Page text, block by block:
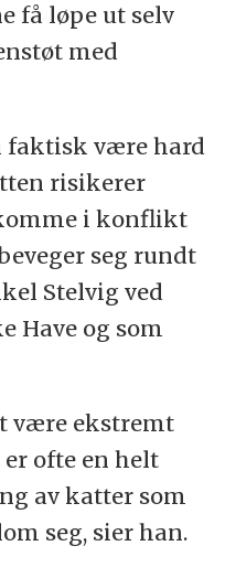
få løpe ut selv
med
faktisk være hard
risikerer
i konflikt
seg rundt
Stelvig ved
Have og som
være ekstremt
ofte en helt
av katter som
seg, sier han.